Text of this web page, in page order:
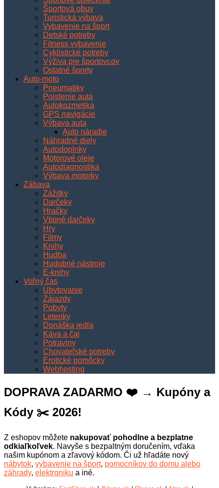
Športová obuv
Turistická výbava
Vybavenie na šport
Detské potreby
Fitness vybavenie
Cyklistické potreby
Výživa pre športovcov
Ostatné športy
Auto-moto
Pneumatiky
Poistenie auta
Autokozmetika
GPS navigácie
Výbava auta
Auto náradie
Náhradné diely
Autodoplnky
Motorové oleje
Autodiagnostika
Výbava motorky
Zábava
Zážitky
Darčeky
Hračky
Vtipné darčeky
Hry
Filmy
Knihy
Hudba
Hudobné nástroje
E-knihy
Voľný čas
Ubytovanie
Zájazdy
Pobyty
Letenky
Donáška jedla
Káva a čaj
Potraviny
Chovateľské potreby
Erotické pomôcky
Webhosting
DOPRAVA ZADARMO ❤️ → Kupóny a
Kódy ✂️ 2026!
Z eshopov môžete nakupovať pohodlne a bezplatne
odkiaľkoľvek. Navyše s bezpaltným doručením, vďaka
našim kupónom a zľavový kódom. Či už hľadáte nový
nábytok, vybavenie na šport, pomocníkov do domu alebo
záhrady, elektroniku a iné.